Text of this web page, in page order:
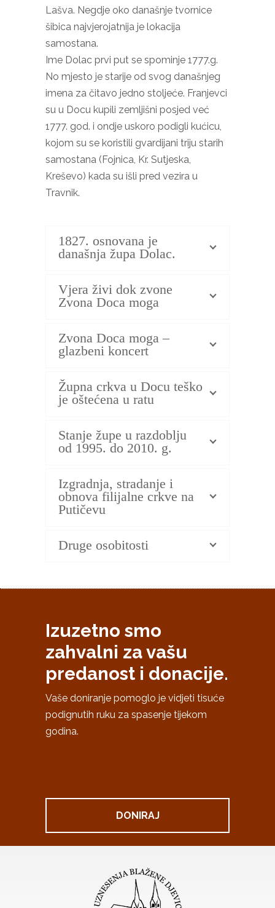
Lašva. Negdje oko današnje tvornice
šibica najvjerojatnija je lokacija
samostana.
Ime Dolac prvi put se spominje 1777.g.
No mjesto je starije od svog današnjeg
imena za čitavo jedno stoljeće. Franjevci
su u Docu kupili zemljišni posjed već
1777. god. i ondje uskoro podigli kućicu,
kojom su se koristili gvardijani triju starih
samostana (Fojnica, Kr. Sutjeska,
Kreševo) kada su išli pred vezira u
Travnik.
1827. osnovana je
današnja župa Dolac.
Vjera živi dok zvone
Zvona Doca moga
Zvona Doca moga –
glazbeni koncert
Župna crkva u Docu teško
je oštećena u ratu
Stanje župe u razdoblju
od 1995. do 2010. g.
Izgradnja, stradanje i
obnova filijalne crkve na
Putičevu
Druge osobitosti
Izuzetno smo
zahvalni za vašu
predanost i donacije.
Vaše doniranje pomoglo je vidjeti tisuće
podignutih ruku za spasenje tijekom
godina.
DONIRAJ